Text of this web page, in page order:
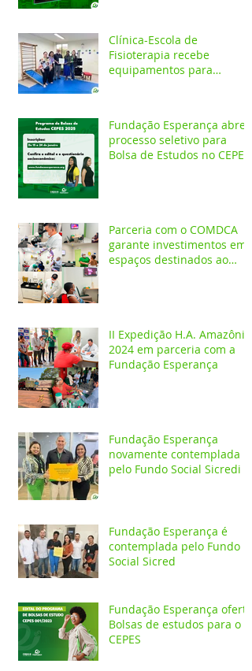
Clínica-Escola de
Fisioterapia recebe
equipamentos para
Fundação Esperança abre
processo seletivo para
Bolsa de Estudos no CEPES
Parceria com o COMDCA
garante investimentos em
espaços destinados ao
II Expedição H.A. Amazônia
2024 em parceria com a
Fundação Esperança
Fundação Esperança
novamente contemplada
pelo Fundo Social Sicredi
Fundação Esperança é
contemplada pelo Fundo
Social Sicred
Fundação Esperança oferta
Bolsas de estudos para o
CEPES